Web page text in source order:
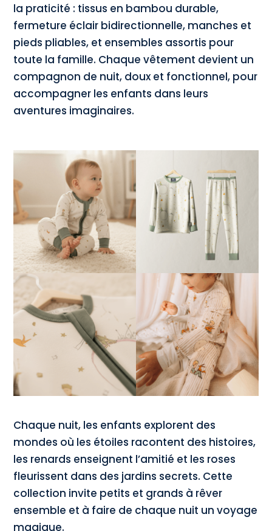
la praticité : tissus en bambou durable,
fermeture éclair bidirectionnelle, manches et
pieds pliables, et ensembles assortis pour
toute la famille. Chaque vêtement devient un
compagnon de nuit, doux et fonctionnel, pour
accompagner les enfants dans leurs
aventures imaginaires.
Chaque nuit, les enfants explorent des
mondes où les étoiles racontent des histoires,
les renards enseignent l’amitié et les roses
fleurissent dans des jardins secrets. Cette
collection invite petits et grands à rêver
ensemble et à faire de chaque nuit un voyage
magique.